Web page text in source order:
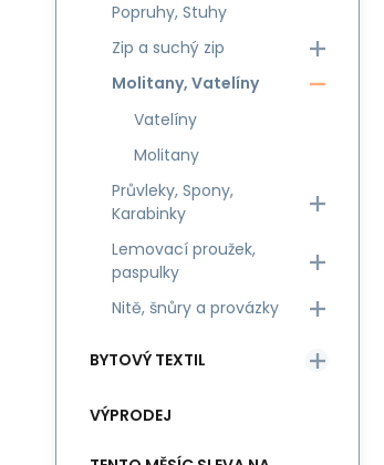
Popruhy, Stuhy
Zip a suchý zip
Molitany, Vatelíny
Vatelíny
Molitany
Průvleky, Spony,
Karabinky
Lemovací proužek,
paspulky
Nitě, šnůry a provázky
BYTOVÝ TEXTIL
VÝPRODEJ